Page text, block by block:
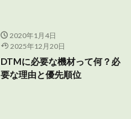
2020年1月4日
2025年12月20日
DTMに必要な機材って何？必
要な理由と優先順位